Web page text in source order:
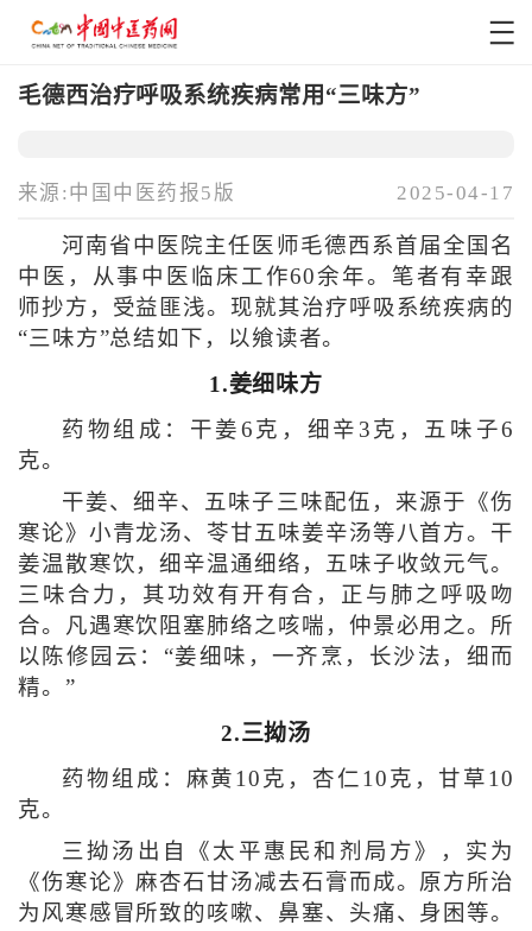
毛德西治疗呼吸系统疾病常用“三味方”
来源:中国中医药报5版 2025-04-17
河南省中医院主任医师毛德西系首届全国名
中医，从事中医临床工作60余年。笔者有幸跟
师抄方，受益匪浅。现就其治疗呼吸系统疾病的
“三味方”总结如下，以飨读者。
1.姜细味方
药物组成：干姜6克，细辛3克，五味子6
克。
干姜、细辛、五味子三味配伍，来源于《伤
寒论》小青龙汤、苓甘五味姜辛汤等八首方。干
姜温散寒饮，细辛温通细络，五味子收敛元气。
三味合力，其功效有开有合，正与肺之呼吸吻
合。凡遇寒饮阻塞肺络之咳喘，仲景必用之。所
以陈修园云：“姜细味，一齐烹，长沙法，细而
精。”
2.三拗汤
药物组成：麻黄10克，杏仁10克，甘草10
克。
三拗汤出自《太平惠民和剂局方》，实为
《伤寒论》麻杏石甘汤减去石膏而成。原方所治
为风寒感冒所致的咳嗽、鼻塞、头痛、身困等。